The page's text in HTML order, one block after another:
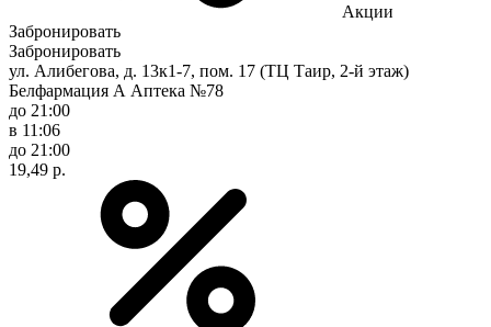
Акции
Забронировать
Забронировать
ул. Алибегова, д. 13к1-7, пом. 17 (ТЦ Таир, 2-й этаж)
Белфармация А Аптека №78
до 21:00
в 11:06
до 21:00
19,49 р.